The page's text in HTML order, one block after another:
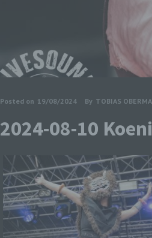
Posted on 19/08/2024 By TOBIAS
2024-08-10